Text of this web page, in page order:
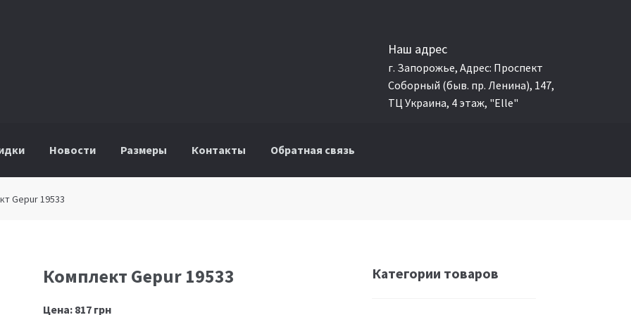
Наш адрес
г. Запорожье, Адрес: Проспект
Соборный (быв. пр. Ленина), 147,
ТЦ Украина, 4 этаж, "Elle"
Новости Размеры Контакты Обратная связь
Gepur 19533
Комплект Gepur 19533
Цена: 817грн
Категории товаров